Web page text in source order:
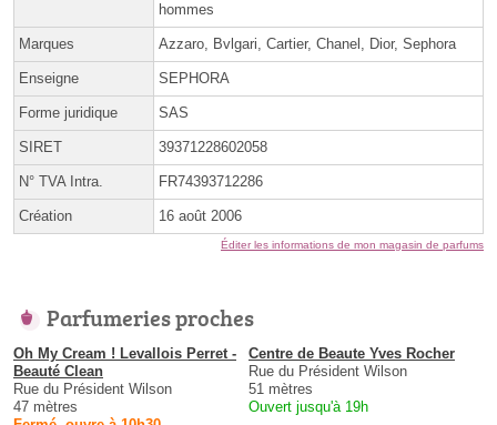
hommes
Marques Azzaro, Bvlgari, Cartier, Chanel, Dior, Sephora
Enseigne SEPHORA
Forme juridique SAS
SIRET 39371228602058
N° TVA Intra. FR74393712286
Création 16 août 2006
Éditer les informations de mon magasin de parfums
Parfumeries proches
Oh My Cream ! Levallois Perret -
Beauté Clean
Rue du Président Wilson
47 mètres
Centre de Beaute Yves Rocher
Rue du Président Wilson
51 mètres
Ouvert jusqu'à 19h